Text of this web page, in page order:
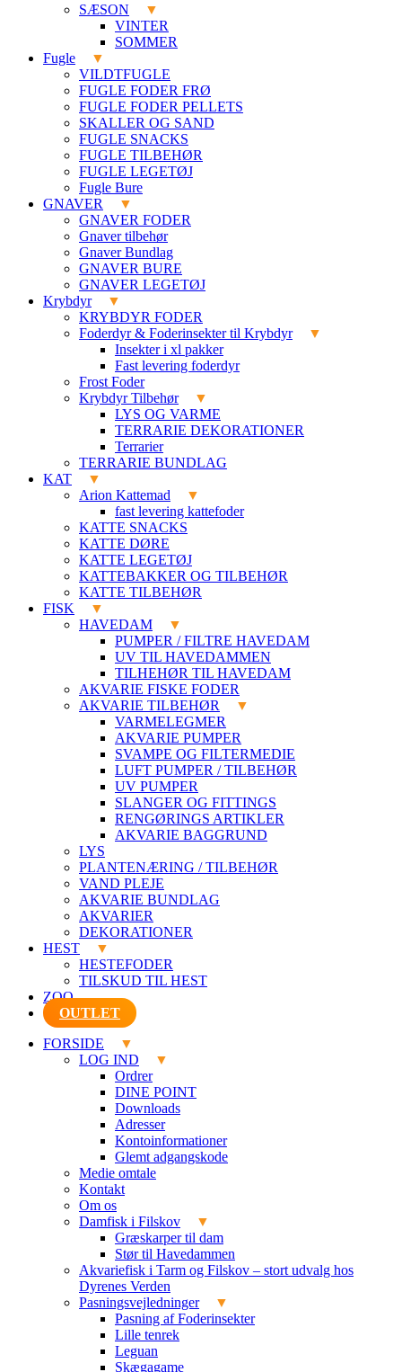
SÆSON
VINTER
SOMMER
Fugle
VILDTFUGLE
FUGLE FODER FRØ
FUGLE FODER PELLETS
SKALLER OG SAND
FUGLE SNACKS
FUGLE TILBEHØR
FUGLE LEGETØJ
Fugle Bure
GNAVER
GNAVER FODER
Gnaver tilbehør
Gnaver Bundlag
GNAVER BURE
GNAVER LEGETØJ
Krybdyr
KRYBDYR FODER
Foderdyr & Foderinsekter til Krybdyr
Insekter i xl pakker
Fast levering foderdyr
Frost Foder
Krybdyr Tilbehør
LYS OG VARME
TERRARIE DEKORATIONER
Terrarier
TERRARIE BUNDLAG
KAT
Arion Kattemad
fast levering kattefoder
KATTE SNACKS
KATTE DØRE
KATTE LEGETØJ
KATTEBAKKER OG TILBEHØR
KATTE TILBEHØR
FISK
HAVEDAM
PUMPER / FILTRE HAVEDAM
UV TIL HAVEDAMMEN
TILHEHØR TIL HAVEDAM
AKVARIE FISKE FODER
AKVARIE TILBEHØR
VARMELEGMER
AKVARIE PUMPER
SVAMPE OG FILTERMEDIE
LUFT PUMPER / TILBEHØR
UV PUMPER
SLANGER OG FITTINGS
RENGØRINGS ARTIKLER
AKVARIE BAGGRUND
LYS
PLANTENÆRING / TILBEHØR
VAND PLEJE
AKVARIE BUNDLAG
AKVARIER
DEKORATIONER
HEST
HESTEFODER
TILSKUD TIL HEST
ZOO
OUTLET
FORSIDE
LOG IND
Ordrer
DINE POINT
Downloads
Adresser
Kontoinformationer
Glemt adgangskode
Medie omtale
Kontakt
Om os
Damfisk i Filskov
Græskarper til dam
Stør til Havedammen
Akvariefisk i Tarm og Filskov – stort udvalg hos
Dyrenes Verden
Pasningsvejledninger
Pasning af Foderinsekter
Lille tenrek
Leguan
Skægagame